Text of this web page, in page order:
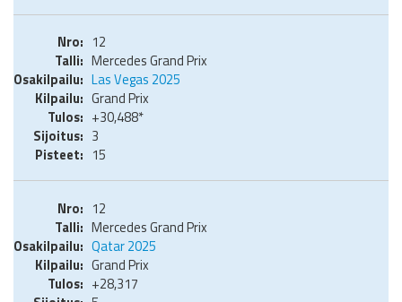
12
Mercedes Grand Prix
Las Vegas 2025
Grand Prix
+30,488*
3
15
12
Mercedes Grand Prix
Qatar 2025
Grand Prix
+28,317